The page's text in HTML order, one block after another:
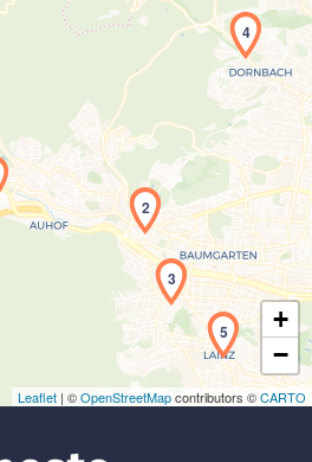
Laden der Karte...
2
3
4
5
+
−
Leaflet | ©OpenStreetMapcontributors ©CARTO